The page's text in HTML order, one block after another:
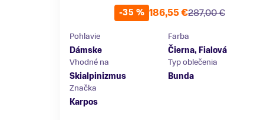
-35 %
287,00 €
186,55 €
Pohlavie
Dámske
Farba
Čierna, Fialová
Vhodné na
Skialpinizmus
Typ oblečenia
Bunda
Značka
Karpos